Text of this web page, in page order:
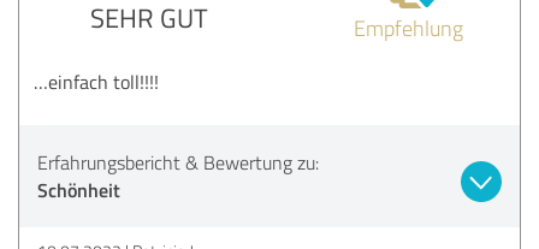
SEHR GUT Empfehlung
…einfach toll!!!!
Erfahrungsbericht & Bewertung zu:
Schönheit